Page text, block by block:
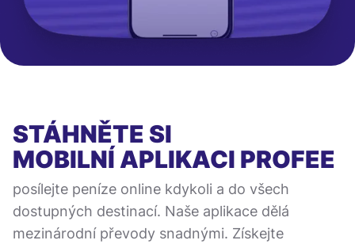
STÁHNĚTE SI
MOBILNÍ APLIKACI PROFEE
posílejte peníze online kdykoli a do všech
dostupných destinací. Naše aplikace dělá
mezinárodní převody snadnými. Získejte